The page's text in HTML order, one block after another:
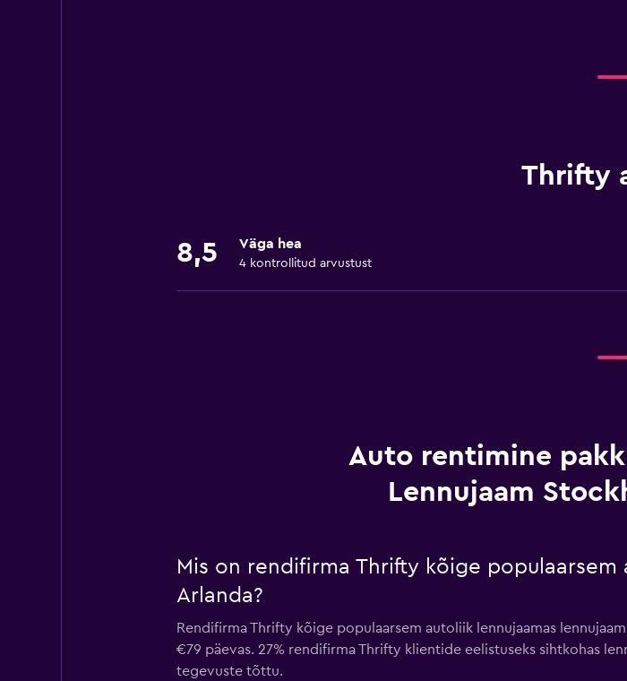
Thrifty
8,5 Väga hea
4 kontrollitud arvustust
Auto rentimine
Lennujaam
Mis on rendifirma Thrifty kõige
Arlanda?
Rendifirma Thrifty kõige populaarsem autoliik lennujaamas
€79 päevas. 27% rendifirma Thrifty klientide eelistuseks sihtkohas
tegevuste tõttu.